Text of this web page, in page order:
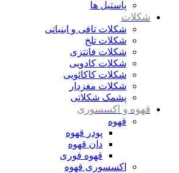
پاستیل ها
شکلات
شکلات تافی و ابنباتی
شکلات تلخ
شکلات فانتزی
شکلات کادویی
شکلات کاکائویی
شکلات مغزدار
پشمک شکلاتی
قهوه و اکسسوری
قهوه
پودر قهوه
دان قهوه
قهوه فوری
اکسسوری قهوه